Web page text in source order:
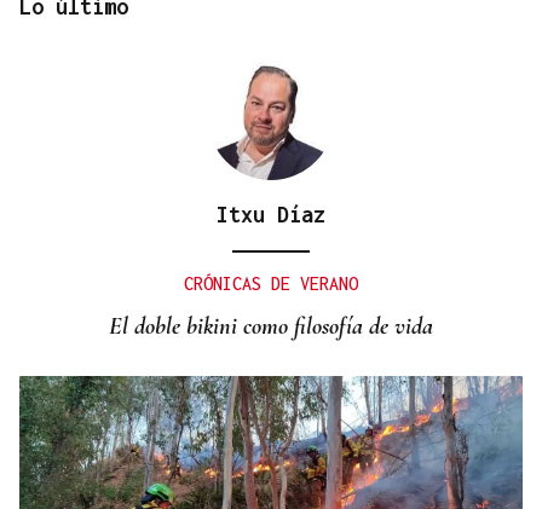
Un herido en la colisión entre dos coches en la
Lo último
Itxu Díaz
CRÓNICAS DE VERANO
El doble bikini como filosofía de vida